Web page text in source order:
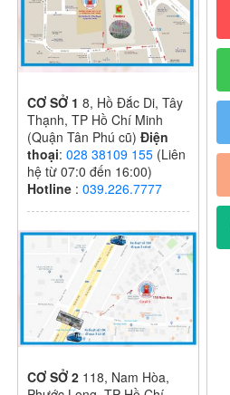
CƠ SỞ 18, Hồ Đắc Di, Tây
Thạnh, TP Hồ Chí Minh
(Quận Tân Phú cũ) Điện
thoại:028 38109 155 (Liên
hệ từ 07:0 đến 16:00)
Hotline :039.226.7777
CƠ SỞ 2 118, Nam Hòa,